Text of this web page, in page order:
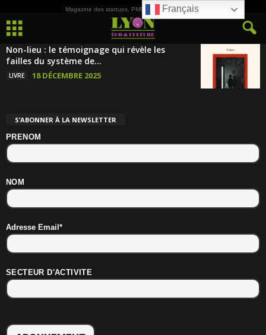
Magazine des startups, PME, ETI et de la Culture
Non-lieu : le témoignage qui révèle les
failles du système de...
LIVRE 18 DÉCEMBRE 2025
S’ABONNER À LA NEWSLETTER
PRENOM
NOM
Adresse Email*
SECTEUR D'ACTIVITE
Français